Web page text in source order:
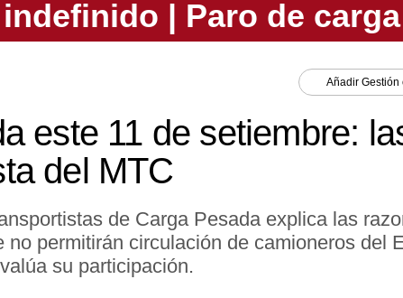
Añadir Gestión
este 11 de setiembre:
del MTC
de Carga Pesada explica las
permitirán circulación de camioneros del
su participación.